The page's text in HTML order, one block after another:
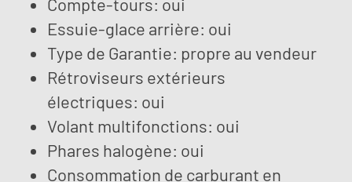
Essuie-glace arrière: oui
Type de Garantie: propre au vendeur
Rétroviseurs extérieurs
électriques: oui
Volant multifonctions: oui
Phares halogène: oui
Consommation de carburant en